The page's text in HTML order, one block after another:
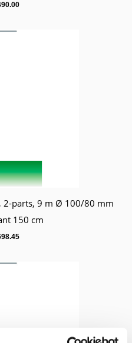
2-parts, 9 m Ø 100/80 mm
150 cm